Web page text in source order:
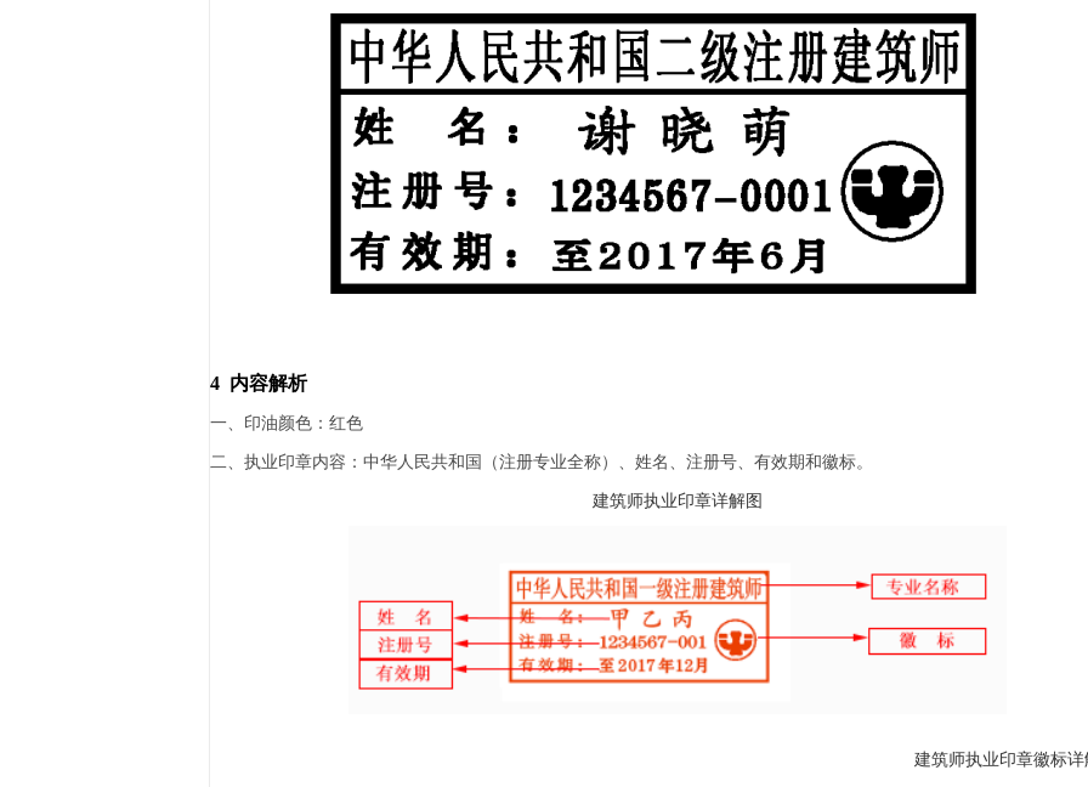
4 内容解析
一、印油颜色：红色
二、执业印章内容：中华人民共和国（注册专业全称）、姓名、注册号、有效期和徽标。
建筑师执业印章详解图
建筑师执业印章徽标详